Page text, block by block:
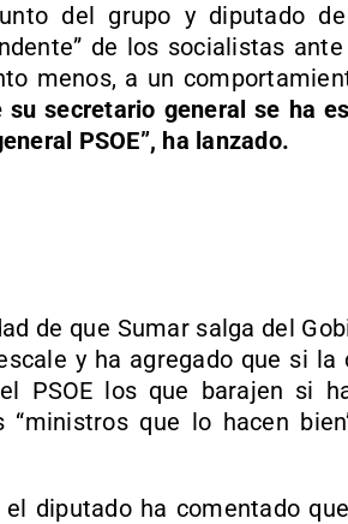
del grupo y diputado
de los socialistas
menos, a un
su secretario general se ha
PSOE”, ha lanzado.
de que Sumar salga del
y ha agregado que si la
PSOE los que barajen si
“ministros que lo hacen
diputado ha comentado